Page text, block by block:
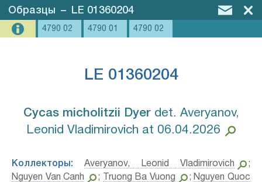
Образцы – LE 01360204
4790 02 4790 01 4790 02
LE 01360204
Cycas micholitzii Dyer⁣det. Averyanov,
Leonid Vladimirovich at 06.04.2026
Коллекторы: Averyanov, Leonid Vladimirovich
;
Nguyen Van Canh
; Truong Ba Vuong ; Nguyen Quoc